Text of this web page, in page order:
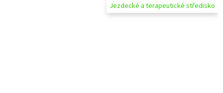
Jezdecké a terapeutické středisko